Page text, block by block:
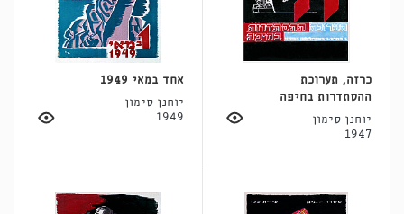
כרזה, תערוכת
ההסתדרות בחיפה
יוחנן סימון
1947
אחד במאי 1949
יוחנן סימון
1949